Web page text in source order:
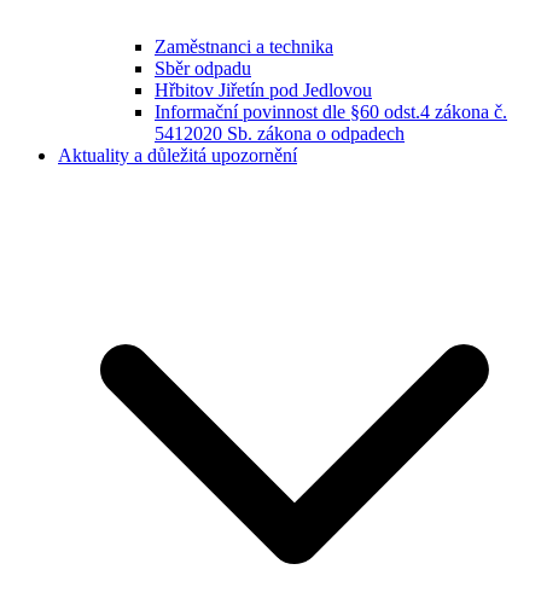
Zaměstnanci a technika
Sběr odpadu
Hřbitov Jiřetín pod Jedlovou
Informační povinnost dle §60 odst.4 zákona č.
5412020 Sb. zákona o odpadech
Aktuality a důležitá upozornění